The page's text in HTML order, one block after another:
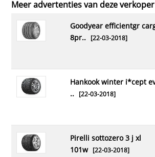
Meer advertenties van deze verkoper
goodyear efficientgr cargo
8pr..[22-03-2018]
hankook winter i*cept evo2 xl
..[22-03-2018]
pirelli sottozero 3 j xl
101w[22-03-2018]